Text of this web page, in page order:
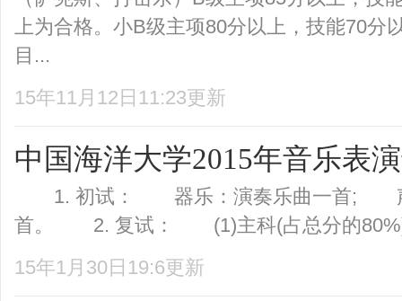
上为合格。小B级主项80分以上，技能70分
目...
15年11月12日11:23更新
中国海洋大学2015年音乐表
1. 初试： 器乐：演奏乐曲一首; 声
首。 2. 复试： (1)主科(占总分的
15年1月30日19:6更新